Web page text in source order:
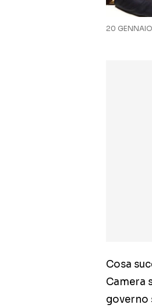
20
Cosa
Camera
governo